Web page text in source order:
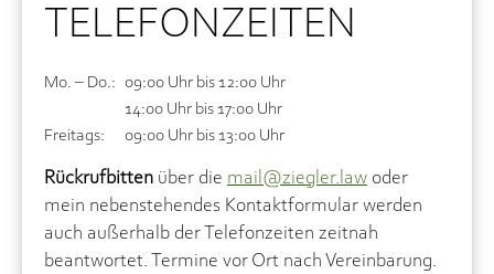
TELEFONZEITEN
Mo. – Do.:
09:00 Uhr bis 12:00 Uhr
14:00 Uhr bis 17:00 Uhr
Freitags:
09:00 Uhr bis 13:00 Uhr
Rückrufbitten über die mail@ziegler.law oder
mein nebenstehendes Kontaktformular werden
auch außerhalb der Telefonzeiten zeitnah
beantwortet. Termine vor Ort nach Vereinbarung.